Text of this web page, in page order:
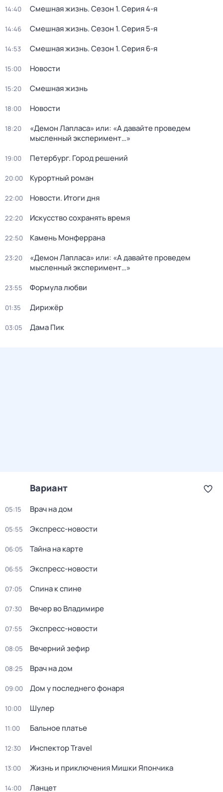
14:40 Смешная жизнь. Сезон 1. Серия 4-я
14:46 Смешная жизнь. Сезон 1. Серия 5-я
14:53 Смешная жизнь. Сезон 1. Серия 6-я
15:00 Новости
15:20 Смешная жизнь
18:00 Новости
18:20
«Демон Лапласа» или: «А давайте проведем
мысленный эксперимент…»
19:00 Петербург. Город решений
20:00 Курортный роман
22:00 Новости. Итоги дня
22:20 Искусство сохранять время
22:50 Камень Монферрана
23:20
«Демон Лапласа» или: «А давайте проведем
мысленный эксперимент…»
23:55 Формула любви
01:35 Дирижёр
03:05 Дама Пик
Вариант
05:15 Врач на дом
05:55 Экспресс-новости
06:05 Тайна на карте
06:55 Экспресс-новости
07:05 Спина к спине
07:30 Вечер во Владимире
07:55 Экспресс-новости
08:05 Вечерний зефир
08:25 Врач на дом
09:00 Дом у последнего фонаря
10:00 Шулер
11:00 Бальное платье
12:30 Инспектор Travel
13:00 Жизнь и приключения Мишки Япончика
14:00 Ланцет